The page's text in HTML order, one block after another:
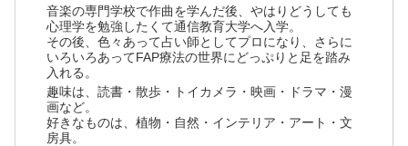
音楽の専門学校で作曲を学んだ後、やはりどうしても
心理学を勉強したくて通信教育大学へ入学。
その後、色々あって占い師としてプロになり、さらに
いろいろあってFAP療法の世界にどっぷりと足を踏み
入れる。
趣味は、読書・散歩・トイカメラ・映画・ドラマ・漫
画など。
好きなものは、植物・自然・インテリア・アート・文
房具。